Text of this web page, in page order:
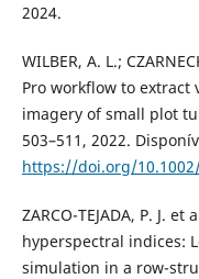
2024.
WILBER, A. L.;
Pro workflow to
imagery of small plot
503–511, 2022.
https://doi.org/
ZARCO-TEJADA, P. J.
hyperspectral indices:
simulation in a row-